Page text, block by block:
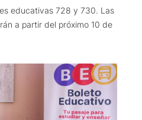
educativas 728 y 730. Las
a partir del próximo 10 de